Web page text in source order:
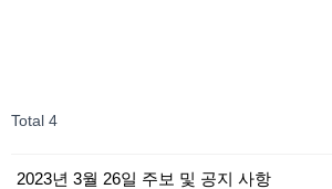
Total 4
2023년 3월 26일 주보 및 공지 사항